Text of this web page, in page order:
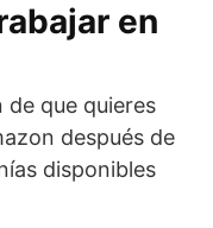
en
de que quieres
después de
disponibles